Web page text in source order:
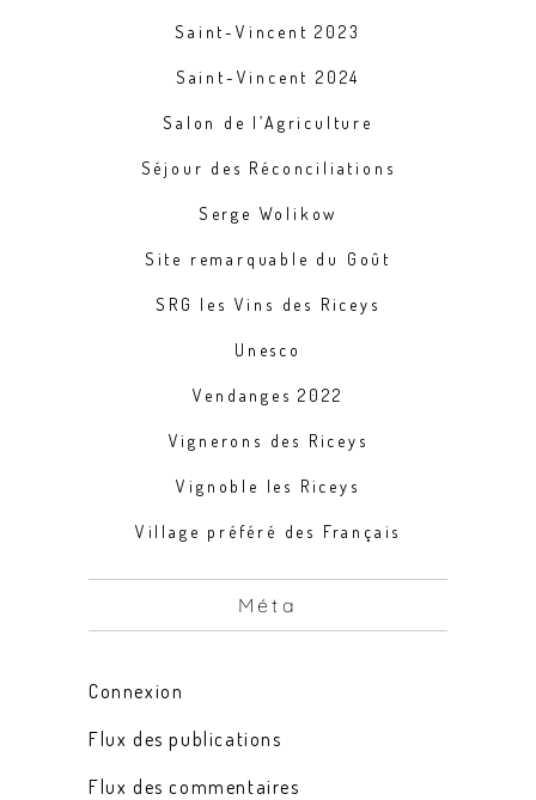
Saint-Vincent 2023
Saint-Vincent 2024
Salon de l’Agriculture
Séjour des Réconciliations
Serge Wolikow
Site remarquable du Goût
SRG les Vins des Riceys
Unesco
Vendanges 2022
Vignerons des Riceys
Vignoble les Riceys
Village préféré des Français
Méta
Connexion
Flux des publications
Flux des commentaires